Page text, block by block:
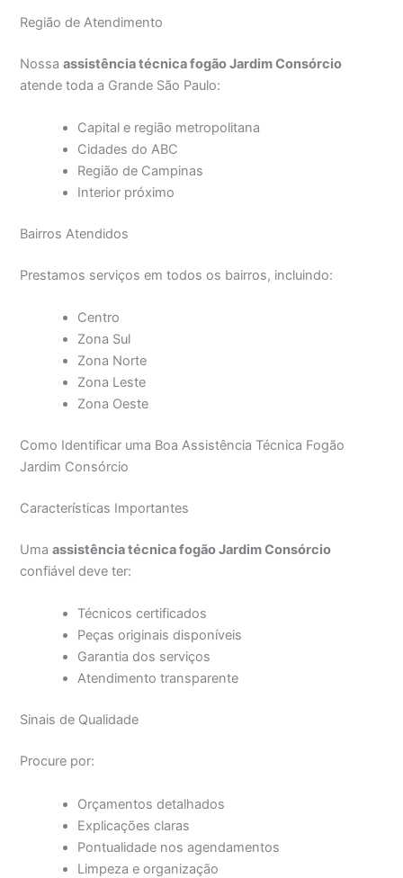
Região de Atendimento
Nossaassistência técnica fogão Jardim Consórcio
atende toda a Grande São Paulo:
Capital e região metropolitana
Cidades do ABC
Região de Campinas
Interior próximo
Bairros Atendidos
Prestamos serviços em todos os bairros, incluindo:
Centro
Zona Sul
Zona Norte
Zona Leste
Zona Oeste
Como Identificar uma Boa Assistência Técnica Fogão
Jardim Consórcio
Características Importantes
Umaassistência técnica fogão Jardim Consórcio
confiável deve ter:
Técnicos certificados
Peças originais disponíveis
Garantia dos serviços
Atendimento transparente
Sinais de Qualidade
Procure por:
Orçamentos detalhados
Explicações claras
Pontualidade nos agendamentos
Limpeza e organização